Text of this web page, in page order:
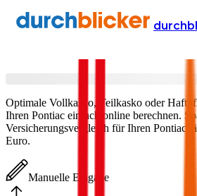
Versicherung Autoversicherung
Versicherung
Optimale Vollkasko, Teilkasko oder
Ihren Pontiac einfach online berechnen.
Versicherungsvergleich für Ihren Pontiac
Euro.
Manuelle Eingabe